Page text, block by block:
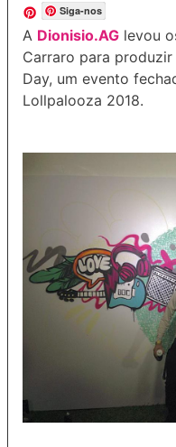
Siga-nos
A Dionisio.AG levou
Carraro para
Day, um evento
Lollpalooza 2018.